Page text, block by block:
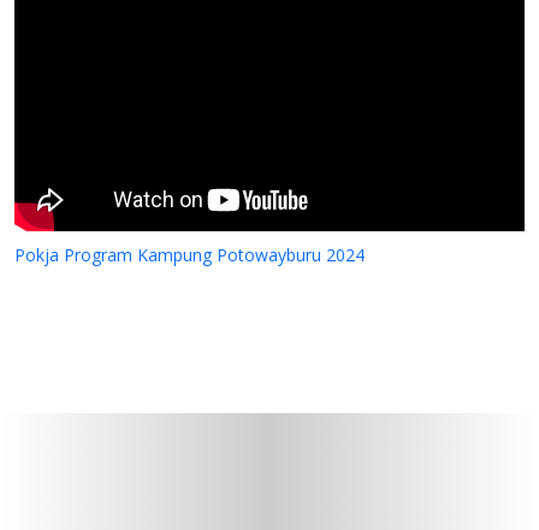
Bantuan Dana kepada Sinode Gereja Kemah
(GKII) Wilayah 2, Papua Tengah dan GKII
Pokja Program Kampung Potowayburu 2024